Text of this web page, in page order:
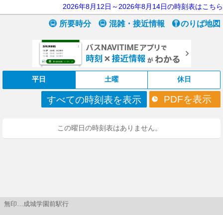
2026年8月12日～2026年8月14日の時刻表はこちら
所要時分 混雑・接近情報 のりば地図
平日 土曜 休日
すべての時刻表を表示 PDFを表示
この曜日の時刻表はありません。
無印…成城学園前駅行